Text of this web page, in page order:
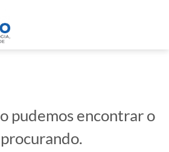
pudemos encontrar o